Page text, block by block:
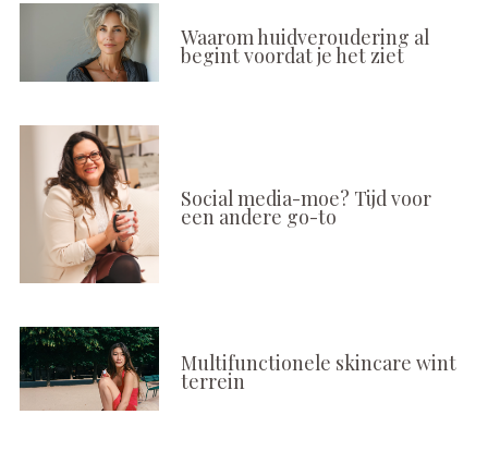
Waarom huidveroudering al
begint voordat je het ziet
Social media-moe? Tijd voor
een andere go-to
Multifunctionele skincare wint
terrein